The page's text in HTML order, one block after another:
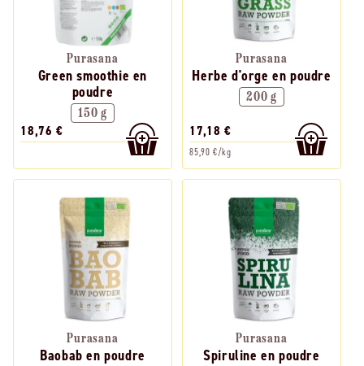
Purasana
Green smoothie en
poudre
150 g
18,76 €
Purasana
Herbe d'orge en poudre
200 g
17,18 €
85,90 €/kg
Purasana
Baobab en poudre
Purasana
Spiruline en poudre